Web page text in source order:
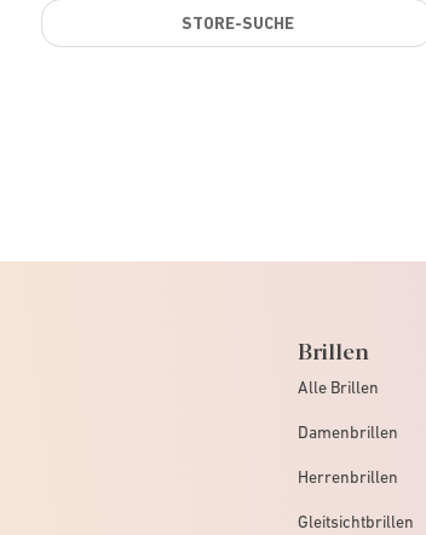
STORE-SUCHE
Brillen
Alle Brillen
Damenbrillen
Herrenbrillen
Gleitsichtbrillen